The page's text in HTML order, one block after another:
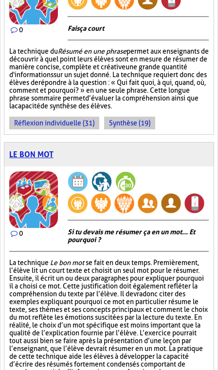
0 Fais ça court
La technique duRésumé en une phrasepermet aux enseignants de
découvrir à quel point leurs élèves sont en mesure de résumer de
manière concise, complète et créative une grande quantité
d'informations sur un sujet donné. La technique requiert donc des
élèves de répondre à la question : « Qui fait quoi, à qui, quand, où,
comment et pourquoi? » en une seule phrase. Cette longue
phrase sommaire permet d’évaluer la compréhension ainsi que
la capacité de synthèse des élèves.
Réflexion individuelle (31) Synthèse (19)
LE BON MOT
0
Si tu devais me résumer ça en un mot... Et
pourquoi ?
La technique Le bon motse fait en deux temps. Premièrement,
l’élève lit un court texte et choisit un seul mot pour le résumer.
Ensuite, il écrit un ou deux paragraphes pour expliquer pourquoi
il a choisi ce mot. Cette justification doit également refléter la
compréhension du texte par l’élève. Il devra donc citer des
exemples expliquant pourquoi ce mot en particulier résume le
texte, ses thèmes et ses concepts principaux et comment le choix
du mot reflète les émotions suscitées par la lecture du texte. En
réalité, le choix d’un mot spécifique est moins important que la
qualité de l’explication fournie par l’élève. L’exercice pourrait
tout aussi bien se faire après la présentation d’une leçon par
l’enseignant, que l’élève devrait résumer en un mot. La pratique
de cette technique aide les élèves à développer la capacité
d’écrire des résumés fortement condensés comportant de